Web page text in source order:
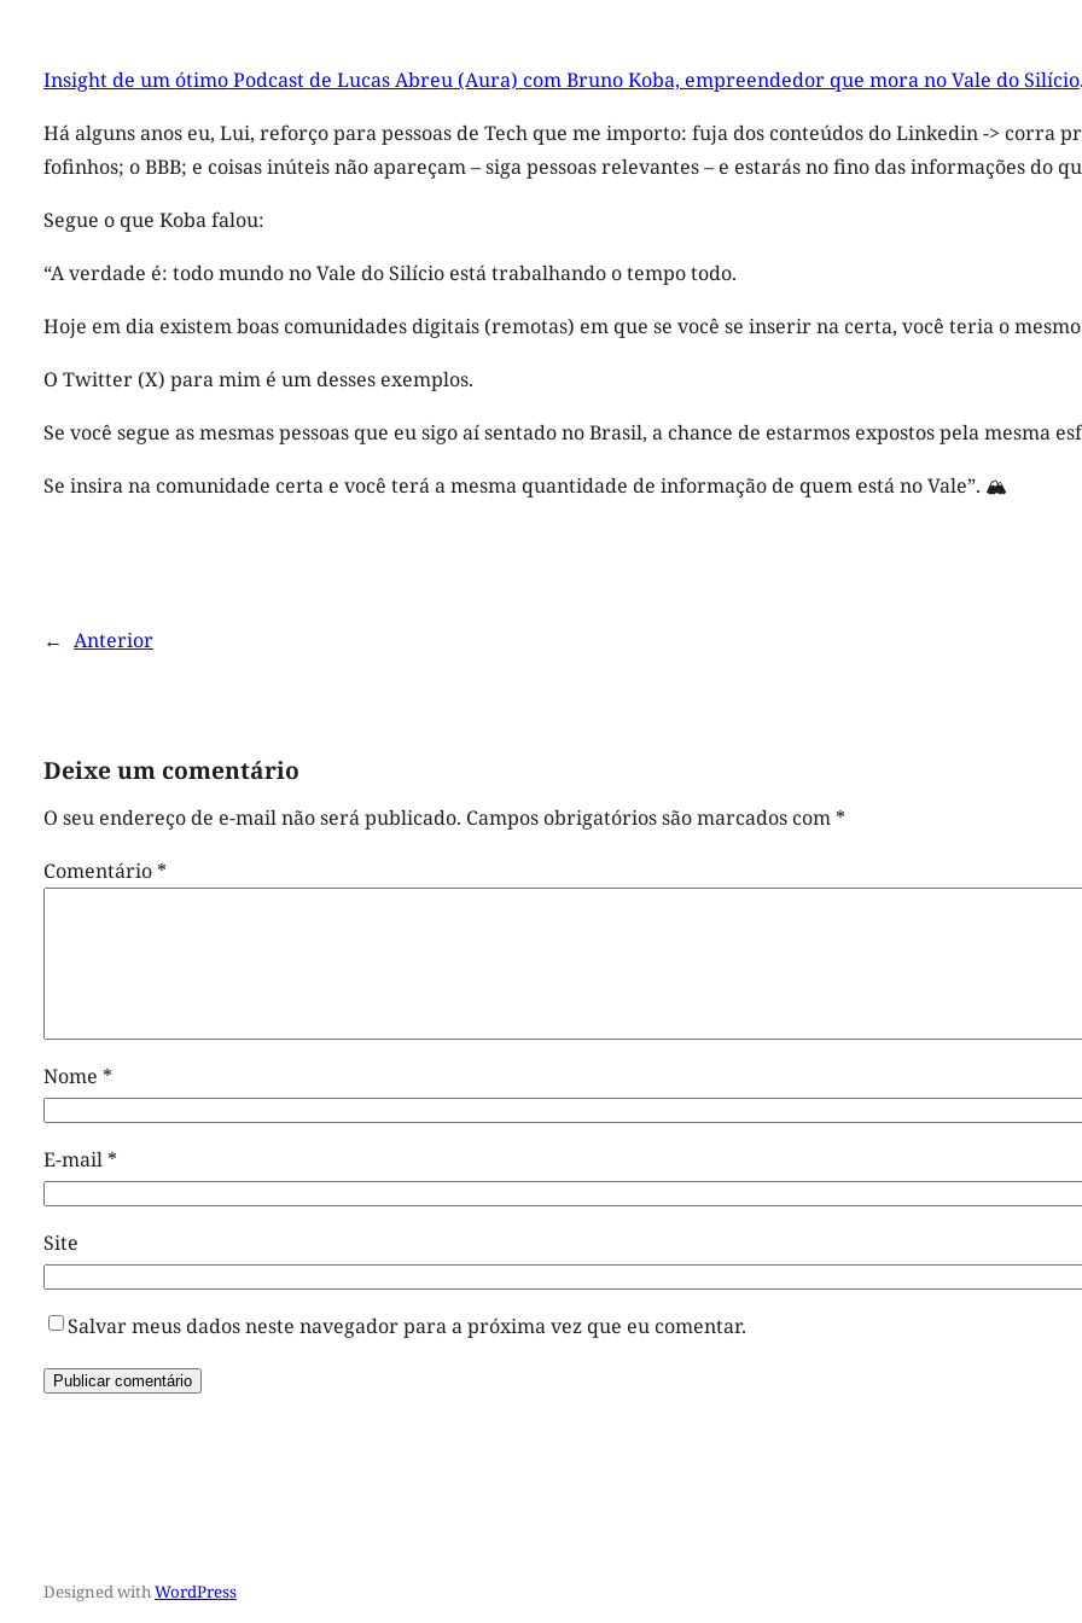
Insight de um ótimo Podcast de Lucas Abreu (Aura) com Bruno Koba, empreendedor que mora no Vale do Silício.
Há alguns anos eu, Lui, reforço para pessoas de Tech que me importo: fuja dos conteúdos do Linkedin -> corra
fofinhos; o BBB; e coisas inúteis não apareçam – siga pessoas relevantes – e estarás no fino das informações do
Segue o que Koba falou:
“A verdade é: todo mundo no Vale do Silício está trabalhando o tempo todo.
Hoje em dia existem boas comunidades digitais (remotas) em que se você se inserir na certa, você teria o
O Twitter (X) para mim é um desses exemplos.
Se você segue as mesmas pessoas que eu sigo aí sentado no Brasil, a chance de estarmos expostos pela mesma
Se insira na comunidade certa e você terá a mesma quantidade de informação de quem está no Vale”. 🏔
← Anterior
Deixe um comentário
O seu endereço de e-mail não será publicado. Campos obrigatórios são marcados com *
Comentário *
Nome *
E-mail *
Site
Salvar meus dados neste navegador para a próxima vez que eu comentar.
Designed withWordPress